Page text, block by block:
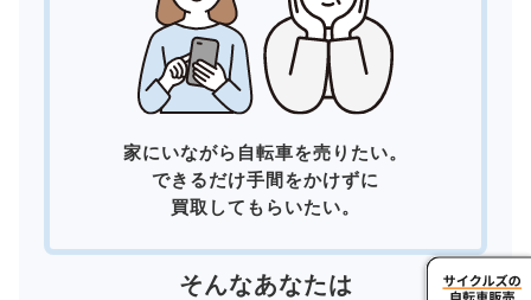
家にいながら自転車を売りたい。
できるだけ手間をかけずに
買取してもらいたい。
そんなあなたは